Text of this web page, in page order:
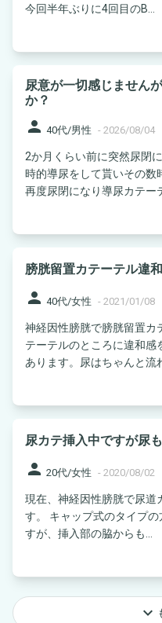
今回半年ぶりに4回目のB...
尿意が一切感じません
か？
person 40代/男性 - 2026/08/04
2か月くらい前に突然尿閉
時的導尿をして貰いその数
再度尿閉になり導尿カテー
膀胱留置カテーテル違
person 40代/女性 - 2021/01/08
神経因性膀胱で膀胱留置カ
テーテルのところに違和感
あります。尿はちゃんと流
尿カテ挿入中ですが尿
person 20代/女性 - 2020/08/02
現在、神経因性膀胱で尿道
す。 キャップ式のタイプ
すが、挿入部の脇からも...
keyboard_arrow_down